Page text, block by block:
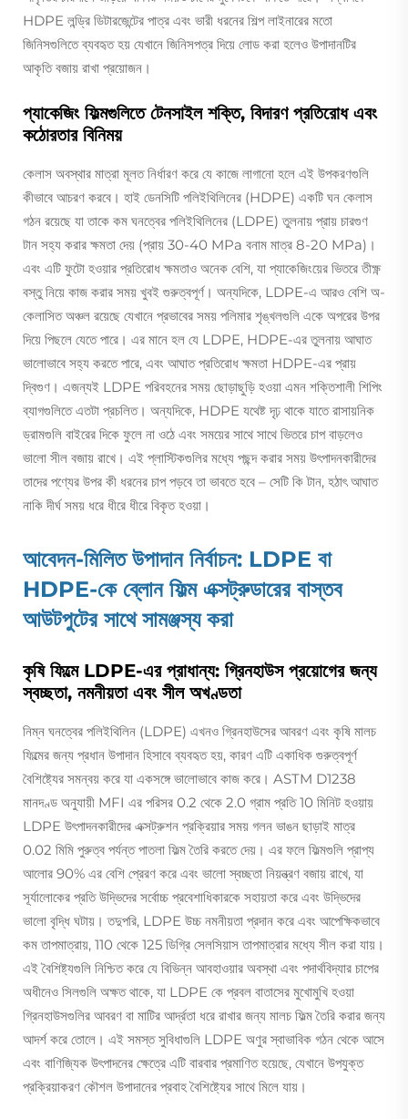
HDPE লন্ড্রি ডিটারজেন্টের পাত্র এবং ভারী ধরনের শিল্প লাইনারের মতো
জিনিসগুলিতে ব্যবহৃত হয় যেখানে জিনিসপত্র দিয়ে লোড করা হলেও উপাদানটির
আকৃতি বজায় রাখা প্রয়োজন।
প্যাকেজিং ফিল্মগুলিতে টেনসাইল শক্তি, বিদারণ প্রতিরোধ এবং
কঠোরতার বিনিময়
কেলাস অবস্থার মাত্রা মূলত নির্ধারণ করে যে কাজে লাগানো হলে এই উপকরণগুলি
কীভাবে আচরণ করবে। হাই ডেনসিটি পলিইথিলিনের (HDPE) একটি ঘন কেলাস
গঠন রয়েছে যা তাকে কম ঘনত্বের পলিইথিলিনের (LDPE) তুলনায় প্রায় চারগুণ
টান সহ্য করার ক্ষমতা দেয় (প্রায় 30-40 MPa বনাম মাত্র 8-20 MPa)।
এবং এটি ফুটো হওয়ার প্রতিরোধ ক্ষমতাও অনেক বেশি, যা প্যাকেজিংয়ের ভিতরে তীক্ষ্ণ
বস্তু নিয়ে কাজ করার সময় খুবই গুরুত্বপূর্ণ। অন্যদিকে, LDPE-এ আরও বেশি অ-
কেলাসিত অঞ্চল রয়েছে যেখানে প্রভাবের সময় পলিমার শৃঙ্খলগুলি একে অপরের উপর
দিয়ে পিছলে যেতে পারে। এর মানে হল যে LDPE, HDPE-এর তুলনায় আঘাত
ভালোভাবে সহ্য করতে পারে, এবং আঘাত প্রতিরোধ ক্ষমতা HDPE-এর প্রায়
দ্বিগুণ। এজন্যই LDPE পরিবহনের সময় ছোড়াছুড়ি হওয়া এমন শক্তিশালী শিপিং
ব্যাগগুলিতে এতটা প্রচলিত। অন্যদিকে, HDPE যথেষ্ট দৃঢ় থাকে যাতে রাসায়নিক
ড্রামগুলি বাইরের দিকে ফুলে না ওঠে এবং সময়ের সাথে সাথে ভিতরে চাপ বাড়লেও
ভালো সীল বজায় রাখে। এই প্লাস্টিকগুলির মধ্যে পছন্দ করার সময় উৎপাদনকারীদের
তাদের পণ্যের উপর কী ধরনের চাপ পড়বে তা ভাবতে হবে – সেটি কি টান, হঠাৎ আঘাত
নাকি দীর্ঘ সময় ধরে ধীরে ধীরে বিকৃত হওয়া।
আবেদন-মিলিত উপাদান নির্বাচন: LDPE বা
HDPE-কে ব্লোন ফিল্ম এক্সট্রুডারের বাস্তব
আউটপুটের সাথে সামঞ্জস্য করা
কৃষি ফিল্মে LDPE-এর প্রাধান্য: গ্রিনহাউস প্রয়োগের জন্য
স্বচ্ছতা, নমনীয়তা এবং সীল অখণ্ডতা
নিম্ন ঘনত্বের পলিইথিলিন (LDPE) এখনও গ্রিনহাউসের আবরণ এবং কৃষি মালচ
ফিল্মের জন্য প্রধান উপাদান হিসাবে ব্যবহৃত হয়, কারণ এটি একাধিক গুরুত্বপূর্ণ
বৈশিষ্ট্যের সমন্বয় করে যা একসঙ্গে ভালোভাবে কাজ করে। ASTM D1238
মানদণ্ড অনুযায়ী MFI এর পরিসর 0.2 থেকে 2.0 গ্রাম প্রতি 10 মিনিট হওয়ায়
LDPE উৎপাদনকারীদের এক্সট্রুশন প্রক্রিয়ার সময় গলন ভাঙন ছাড়াই মাত্র
0.02 মিমি পুরুত্ব পর্যন্ত পাতলা ফিল্ম তৈরি করতে দেয়। এর ফলে ফিল্মগুলি প্রাপ্য
আলোর 90% এর বেশি প্রেরণ করে এবং ভালো স্বচ্ছতা নিয়ন্ত্রণ বজায় রাখে, যা
সূর্যালোকের প্রতি উদ্ভিদের সর্বোচ্চ প্রবেশাধিকারকে সহায়তা করে এবং উদ্ভিদের
ভালো বৃদ্ধি ঘটায়। তদুপরি, LDPE উচ্চ নমনীয়তা প্রদান করে এবং আপেক্ষিকভাবে
কম তাপমাত্রায়, 110 থেকে 125 ডিগ্রি সেলসিয়াস তাপমাত্রার মধ্যে সীল করা যায়।
এই বৈশিষ্ট্যগুলি নিশ্চিত করে যে বিভিন্ন আবহাওয়ার অবস্থা এবং পদার্থবিদ্যার চাপের
অধীনেও সিলগুলি অক্ষত থাকে, যা LDPE কে প্রবল বাতাসের মুখোমুখি হওয়া
গ্রিনহাউসগুলির আবরণ বা মাটির আর্দ্রতা ধরে রাখার জন্য মালচ ফিল্ম তৈরি করার জন্য
আদর্শ করে তোলে। এই সমস্ত সুবিধাগুলি LDPE অণুর স্বাভাবিক গঠন থেকে আসে
এবং বাণিজ্যিক উৎপাদনের ক্ষেত্রে এটি বারবার প্রমাণিত হয়েছে, যেখানে উপযুক্ত
প্রক্রিয়াকরণ কৌশল উপাদানের প্রবাহ বৈশিষ্ট্যের সাথে মিলে যায়।